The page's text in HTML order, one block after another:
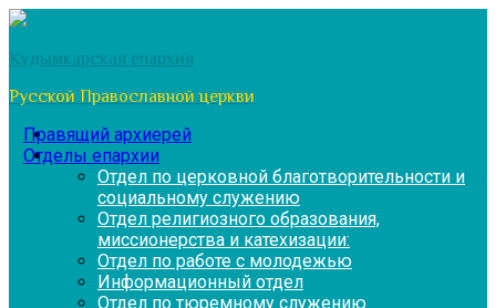
Перейти
содержимому
Кудымкарская епархия
Русской Православной церкви
Правящий архиерей
Отделы епархии
Отдел по церковной благотворительности и
социальному служению
Отдел религиозного образования,
миссионерства и катехизации:
Отдел по работе с молодежью
Информационный отдел
Отдел по тюремному служению